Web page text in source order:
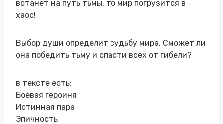
встанет на путь тьмы, то мир погрузится в
хаос!
Выбор души определит судьбу мира. Сможет ли
она победить тьму и спасти всех от гибели?
в тексте есть:
Боевая героиня
Истинная пара
Эпичность